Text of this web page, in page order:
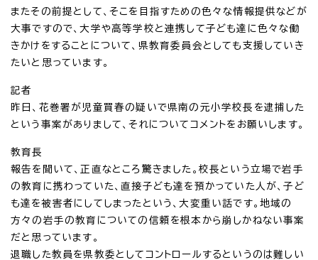
またその前提として、そこを目指すための色々な情報提供などが
大事ですので、大学や高等学校と連携して子ども達に色々な働
きかけをすることについて、県教育委員会としても支援していき
たいと思っています。
記者
昨日、花巻署が児童買春の疑いで県南の元小学校長を逮捕した
という事案がありまして、それについてコメントをお願いします。
教育長
報告を聞いて、正直なところ驚きました。校長という立場で岩手
の教育に携わっていた、直接子ども達を預かっていた人が、子ど
も達を被害者にしてしまったという、大変重い話です。地域の
方々の岩手の教育についての信頼を根本から崩しかねない事案
だと思っています。
退職した教員を県教委としてコントロールするというのは難しい